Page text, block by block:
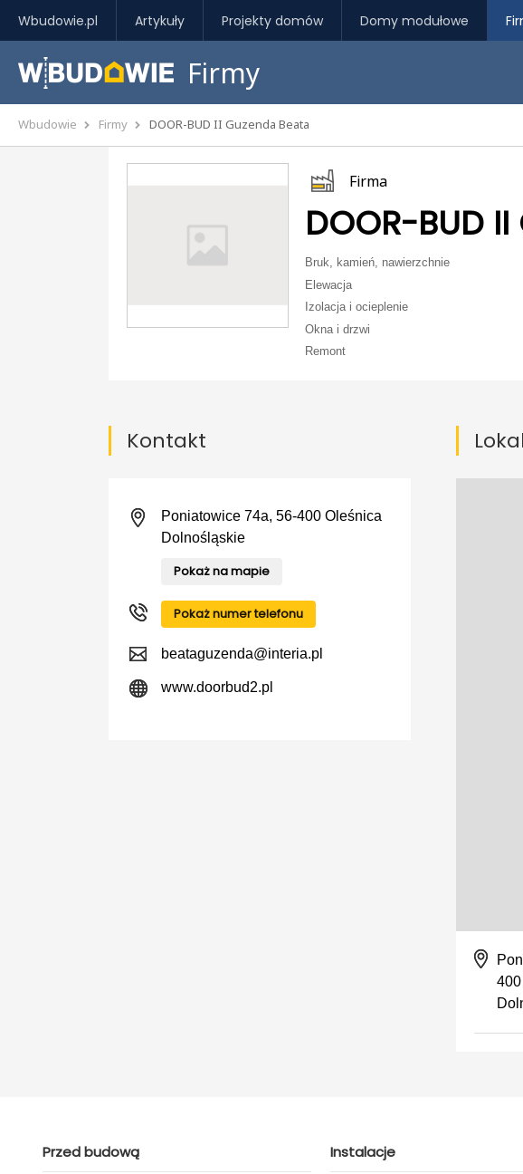
Wbudowie.pl Artykuły Projekty domów Domy modułowe
Firmy
Wbudowie Firmy DOOR-BUD II Guzenda Beata
Firma
DOOR-BUD
Bruk, kamień, nawierzchnie
Elewacja
Izolacja i ocieplenie
Okna i drzwi
Remont
Kontakt
Poniatowice 74a, 56-400 Oleśnica
Dolnośląskie
Pokaż na mapie
Pokaż numer telefonu
beataguzenda@interia.pl
www.doorbud2.pl
Przed budową Instalacje